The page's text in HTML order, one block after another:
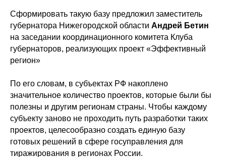
Сформировать такую базу предложил заместитель
губернатора Нижегородской области Андрей Бетин
на заседании координационного комитета Клуба
губернаторов, реализующих проект «Эффективный
регион»
По его словам, в субъектах РФ накоплено
значительное количество проектов, которые были бы
полезны и другим регионам страны. Чтобы каждому
субъекту заново не проходить путь разработки таких
проектов, целесообразно создать единую базу
готовых решений в сфере госуправления для
тиражирования в регионах России.